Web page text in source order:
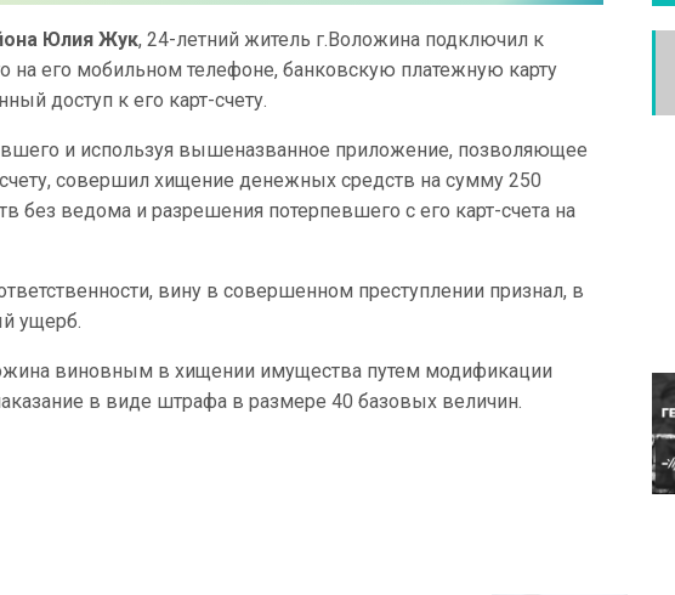
Юлия Жук, 24-летний житель г.Воложина подключил к
на его мобильном телефоне, банковскую платежную карту
доступ к его карт-счету.
и используя вышеназванное приложение, позволяющее
совершил хищение денежных средств на сумму 250
без ведома и разрешения потерпевшего с его карт-счета на
вину в совершенном преступлении признал, в
ущерб.
виновным в хищении имущества путем модификации
в виде штрафа в размере 40 базовых величин.